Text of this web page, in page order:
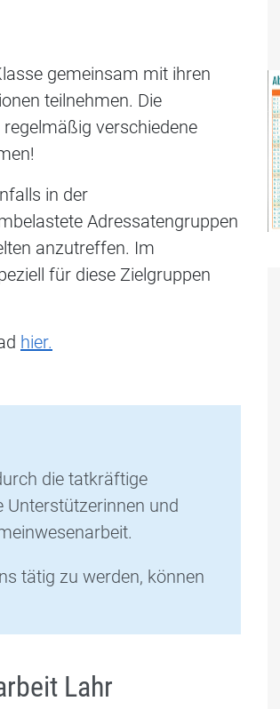
gemeinsam mit ihren
teilnehmen. Die
verschiedene
in der
Adressatengruppen
anzutreffen. Im
für diese Zielgruppen
hier.
die tatkräftige
Unterstützerinnen und
tätig zu werden, können
Lahr